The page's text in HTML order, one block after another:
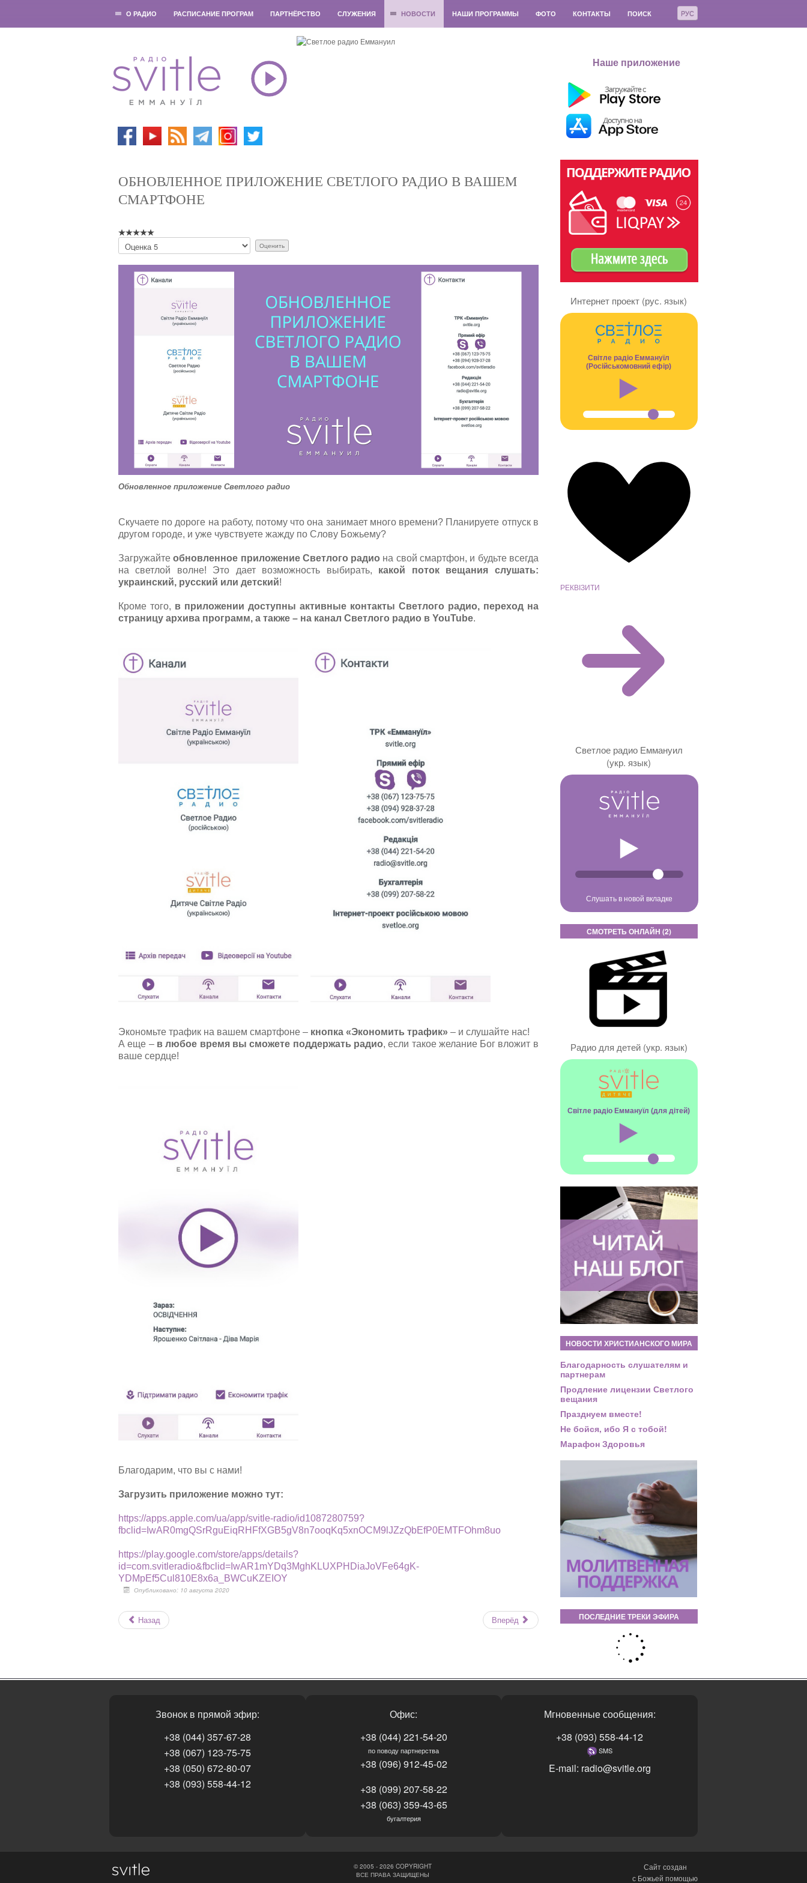
РУС
О РАДИО РАСПИСАНИЕ ПРОГРАМ ПАРТНЁРСТВО СЛУЖЕНИЯ НОВОСТИ НАШИ ПРОГРАММЫ ФОТО КОНТАКТЫ ПОИСК
Наше приложение
ОБНОВЛЕННОЕ ПРИЛОЖЕНИЕ СВЕТЛОГО РАДИО В ВАШЕМ
СМАРТФОНЕ
П
о
ж
Обновленное приложение Светлого радио
Скучаете по дороге на работу, потому что она занимает много времени? Планируете отпуск в
другом городе, и уже чувствуете жажду по Слову Божьему?
Загружайтеобновленное приложение Светлого радио на свой смартфон, и будьте всегда
на светлой волне! Это дает возможность выбирать, какой поток вещания слушать:
украинский, русский или детский!
Кроме того, в приложении доступны активные контакты Светлого радио, переход на
страницу архива программ, а также – на канал Светлого радио в YouTube.
Экономьте трафик на вашем смартфоне – кнопка «Экономить трафик» – и слушайте нас!
А еще – в любое время вы сможете поддержать радио, если такое желание Бог вложит в
ваше сердце!
Благодарим, что вы с нами!
Загрузить приложение можно тут:
https://apps.apple.com/ua/app/svitle-radio/id1087280759?
fbclid=IwAR0mgQSrRguEiqRHFfXGB5gV8n7ooqKq5xnOCM9lJZzQbEfP0EMTFOhm8uo
https://play.google.com/store/apps/details?
id=com.svitleradio&fbclid=IwAR1mYDq3MghKLUXPHDiaJoVFe64gK-
YDMpEf5Cul810E8x6a_BWCuKZEIOY
Опубликовано: 10 августа 2020
Назад Вперёд
Интернет проект (рус. язык)
Світле радіо Еммануїл
(Російськомовний ефір)
РЕКВІЗИТИ
Светлое радио Еммануил
(укр. язык)
Слушать в новой вкладке
СМОТРЕТЬ ОНЛАЙН (2)
Радио для детей (укр. язык)
Світле радіо Еммануїл (для дітей)
НОВОСТИ ХРИСТИАНСКОГО МИРА
Благодарность слушателям и
партнерам
Продление лицензии Светлого
вещания
Празднуем вместе!
Не бойся, ибо Я с тобой!
Марафон Здоровья
ПОСЛЕДНИЕ ТРЕКИ ЭФИРА
Звонок в прямой эфир:
+38 (044) 357-67-28
+38 (067) 123-75-75
+38 (050) 672-80-07
+38 (093) 558-44-12
Офис:
+38 (044) 221-54-20
по поводу партнерства
+38 (096) 912-45-02
+38 (099) 207-58-22
+38 (063) 359-43-65
бугалтерия
Мгновенные сообщения:
+38 (093) 558-44-12
SMS
E-mail: radio@svitle.org
Сайт создан
с Божьей помощью
© 2005 - 2026 COPYRIGHT
ВСЕ ПРАВА ЗАЩИЩЕНЫ